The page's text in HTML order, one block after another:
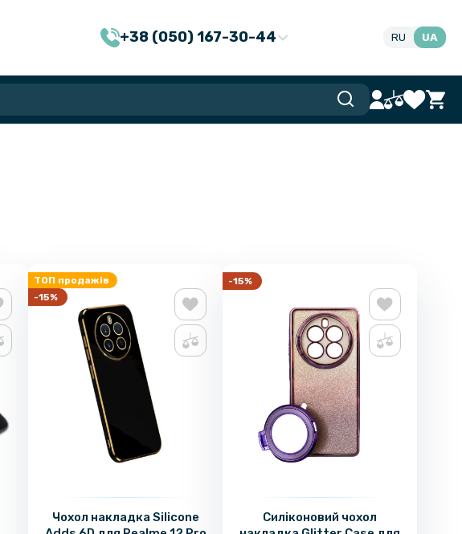
+38 (050) 167-30-44 RU UA
ТОП продажів
-15%
Чохол накладка Silicone
-15%
Силіконовий чохол